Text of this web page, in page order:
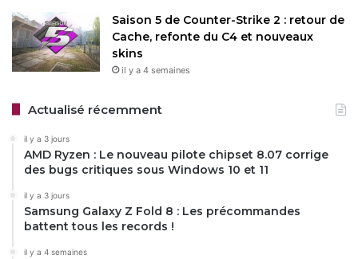
Saison 5 de Counter-Strike 2 : retour de
Cache, refonte du C4 et nouveaux
skins
il y a 4 semaines
Actualisé récemment
il y a 3 jours
AMD Ryzen : Le nouveau pilote chipset 8.07 corrige
des bugs critiques sous Windows 10 et 11
il y a 3 jours
Samsung Galaxy Z Fold 8 : Les précommandes
battent tous les records !
il y a 4 semaines